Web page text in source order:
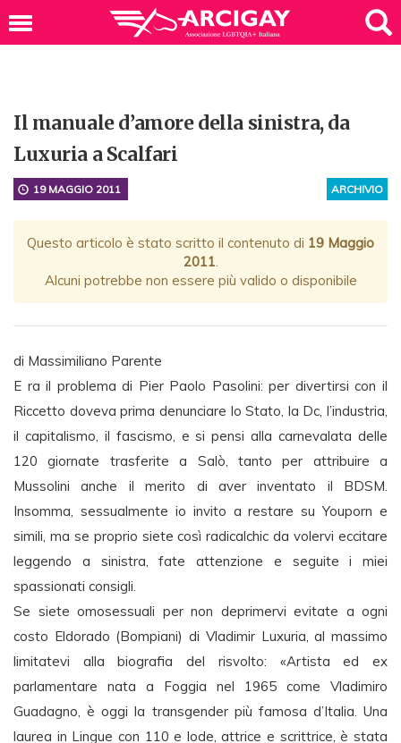
Il manuale d’amore della sinistra, da
Luxuria a Scalfari
ARCHIVIO
19 MAGGIO 2011
Questo articolo è stato scritto il contenuto di 19 Maggio
2011.
Alcuni potrebbe non essere più valido o disponibile
di Massimiliano Parente
E ra il problema di Pier Paolo Pasolini: per divertirsi con il
Riccetto doveva prima denunciare lo Stato, la Dc, l’industria,
il capitalismo, il fascismo, e si pensi alla carnevalata delle
120 giornate trasferite a Salò, tanto per attribuire a
Mussolini anche il merito di aver inventato il BDSM.
Insomma, sessualmente io invito a restare su Youporn e
simili, ma se proprio siete così radicalchic da volervi eccitare
leggendo a sinistra, fate attenzione e seguite i miei
spassionati consigli.
Se siete omosessuali per non deprimervi evitate a ogni
costo Eldorado (Bompiani) di Vladimir Luxuria, al massimo
limitatevi alla biografia del risvolto: «Artista ed ex
parlamentare nata a Foggia nel 1965 come Vladimiro
Guadagno, è oggi la transgender più famosa d’Italia. Una
laurea in Lingue con 110 e lode, attrice e scrittrice, è stata